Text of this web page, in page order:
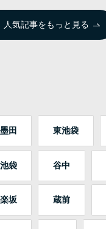
人気記事をもっと見る
田 東池袋
池袋 谷中
坂 蔵前